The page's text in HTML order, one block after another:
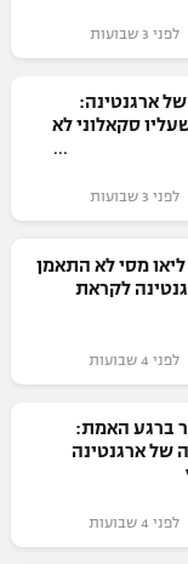
ארגנטינה:
סקאלוני לא
מסי לא התאמן
לקראת
ברגע האמת:
של ארגנטינה